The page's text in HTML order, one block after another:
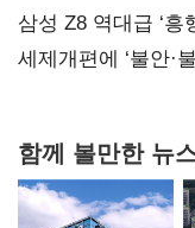
보내
삼성 Z8 역대급 ‘
대전’
세제개편에 ‘불안·
함께 볼만한 뉴